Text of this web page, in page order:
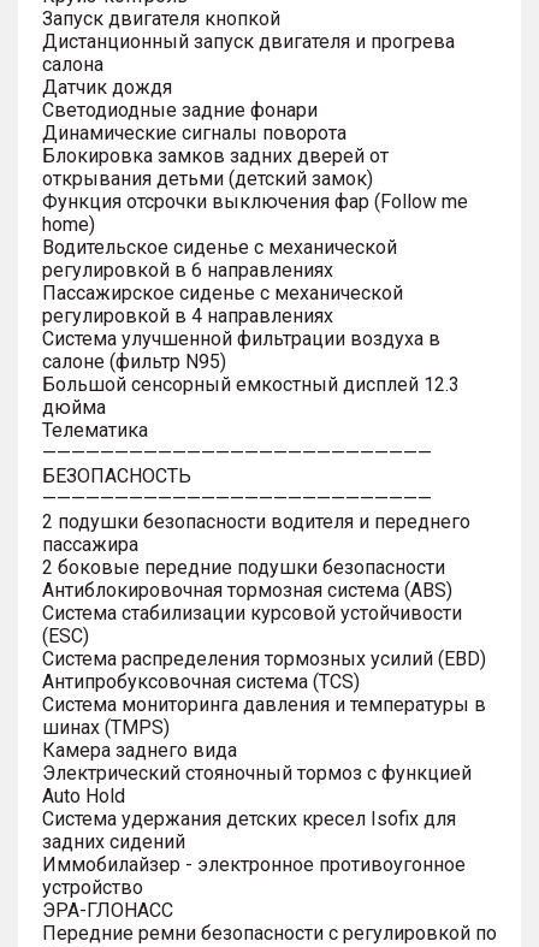
Запуск двигателя кнопкой
Дистанционный запуск двигателя и прогрева
салона
Датчик дождя
Светодиодные задние фонари
Динамические сигналы поворота
Блокировка замков задних дверей от
открывания детьми (детский замок)
Функция отсрочки выключения фар (Follow me
home)
Водительское сиденье с механической
регулировкой в 6 направлениях
Пассажирское сиденье с механической
регулировкой в 4 направлениях
Система улучшенной фильтрации воздуха в
салоне (фильтр N95)
Большой сенсорный емкостный дисплей 12.3
дюйма
Телематика
———————————————————————————
БЕЗОПАСНОСТЬ
———————————————————————————
2 подушки безопасности водителя и переднего
пассажира
2 боковые передние подушки безопасности
Антиблокировочная тормозная система (ABS)
Система стабилизации курсовой устойчивости
(ESC)
Система распределения тормозных усилий (EBD)
Антипробуксовочная система (TCS)
Система мониторинга давления и температуры в
шинах (TMPS)
Камера заднего вида
Электрический стояночный тормоз с функцией
Auto Hold
Система удержания детских кресел Isofix для
задних сидений
Иммобилайзер - электронное противоугонное
устройство
ЭРА-ГЛОНАСС
Передние ремни безопасности с регулировкой по